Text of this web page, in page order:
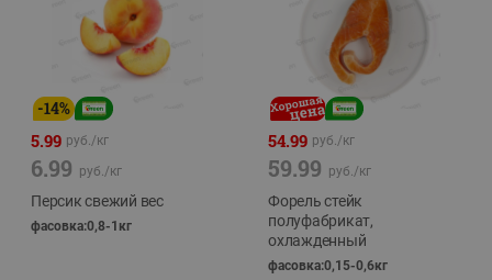
-14%
5.99 руб./кг
6.99 руб./кг
Персик свежий вес
фасовка:0,8-1кг
54.99 руб./кг
59.99 руб./кг
Форель стейк
полуфабрикат,
охлажденный
фасовка:0,15-0,6кг